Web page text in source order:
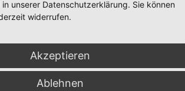
in Not.
in unserer Datenschutzerklärung. Sie können
widerrufen.
Akzeptieren
Ablehnen